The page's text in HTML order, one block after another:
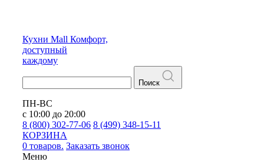
Кухни Mall Комфорт,
доступный
каждому
Поиск
ПН-ВС
с 10:00 до 20:00
8 (800) 302-77-06 8 (499) 348-15-11
КОРЗИНА
0 товаров. Заказать звонок
Меню